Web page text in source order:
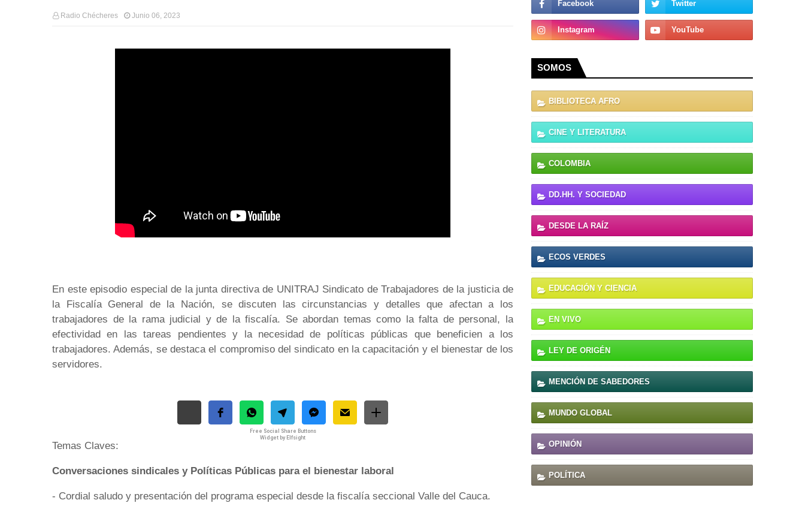
Radio Chécheres Junio 06, 2023
En este episodio especial de la junta directiva de UNITRAJ Sindicato de Trabajadores de la justicia de
la Fiscalía General de la Nación, se discuten las circunstancias y detalles que afectan a los
trabajadores de la rama judicial y de la fiscalía. Se abordan temas como la falta de personal, la
efectividad en las tareas pendientes y la necesidad de políticas públicas que beneficien a los
trabajadores. Además, se destaca el compromiso del sindicato en la capacitación y el bienestar de los
servidores.
Free Social Share Buttons
Widget by Elfsight
Temas Claves:
Conversaciones sindicales y Políticas Públicas para el bienestar laboral
- Cordial saludo y presentación del programa especial desde la fiscalía seccional Valle del Cauca.
SOMOS
BIBLIOTECA AFRO
CINE Y LITERATURA
COLOMBIA
DD.HH. Y SOCIEDAD
DESDE LA RAÍZ
ECOS VERDES
EDUCACIÓN Y CIENCIA
EN VIVO
LEY DE ORIGÉN
MENCIÓN DE SABEDORES
MUNDO GLOBAL
OPINIÓN
POLÍTICA